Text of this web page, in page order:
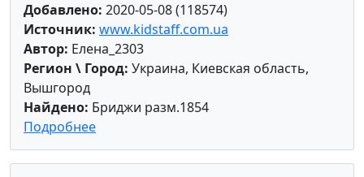
Добавлено: 2020-05-08 (118574)
Источник: www.kidstaff.com.ua
Автор: Елена_2303
Регион \ Город: Украина, Киевская область,
Вышгород
Найдено: Бриджи разм.1854
Подробнее